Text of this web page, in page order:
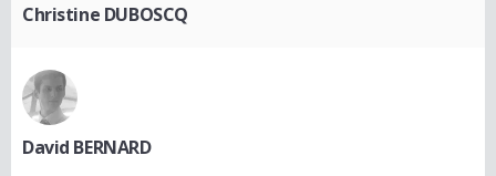
Christine DUBOSCQ
David BERNARD